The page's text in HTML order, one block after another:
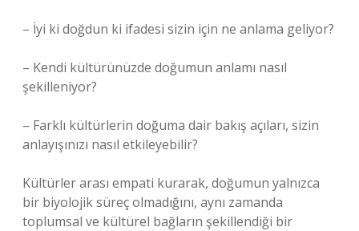
– İyi ki doğdun ki ifadesi sizin için ne anlama geliyor?
– Kendi kültürünüzde doğumun anlamı nasıl
şekilleniyor?
– Farklı kültürlerin doğuma dair bakış açıları, sizin
anlayışınızı nasıl etkileyebilir?
Kültürler arası empati kurarak, doğumun yalnızca
bir biyolojik süreç olmadığını, aynı zamanda
toplumsal ve kültürel bağların şekillendiği bir